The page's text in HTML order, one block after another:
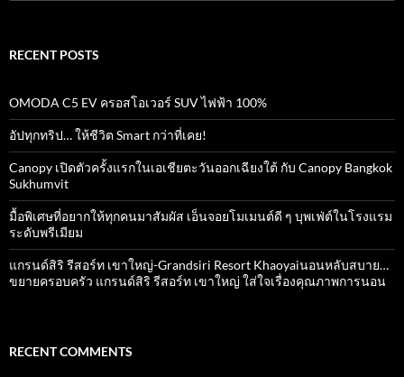
RECENT POSTS
OMODA C5 EV ครอสโอเวอร์ SUV ไฟฟ้า 100%
อัปทุกทริป… ให้ชีวิต Smart กว่าที่เคย!
Canopy เปิดตัวครั้งแรกในเอเชียตะวันออกเฉียงใต้ กับ Canopy Bangkok
Sukhumvit
มื้อพิเศษที่อยากให้ทุกคนมาสัมผัส เอ็นจอยโมเมนต์ดี ๆ บุพเฟ่ต์ในโรงแรม
ระดับพรีเมียม
แกรนด์สิริ​ รีสอร์ท​ เขาใหญ่​-Grandsiri​ Resort​ Khaoyaiนอนหลับสบาย…
ขยายครอบครัว แกรนด์สิริ รีสอร์ท เขาใหญ่ ใส่ใจเรื่องคุณภาพการนอน
RECENT COMMENTS